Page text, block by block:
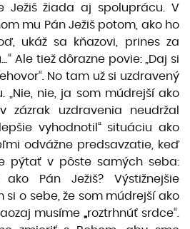
Ježiš žiada aj spoluprácu. V
mu Pán Ježiš potom, ako ho
ukáž sa kňazovi, prines za
Ale tiež dôrazne povie: „Daj si
No tam už si uzdravený
„Nie, nie, ja som múdrejší ako
zázrak uzdravenia neudržal
vyhodnotil“ situáciu ako
odvážne predsavzatie, keď
pýtať v pôste samých seba:
Pán Ježiš? Výstižnejšie
si o sebe, že som múdrejší ako
musíme„roztrhnúť srdce“.